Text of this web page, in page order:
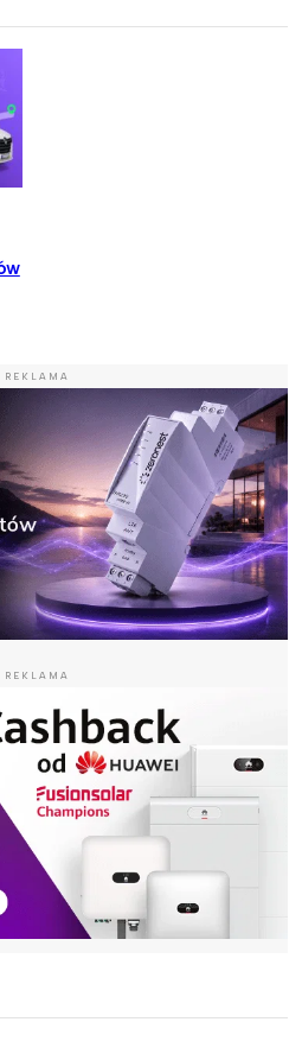
REKLAMA
REKLAMA